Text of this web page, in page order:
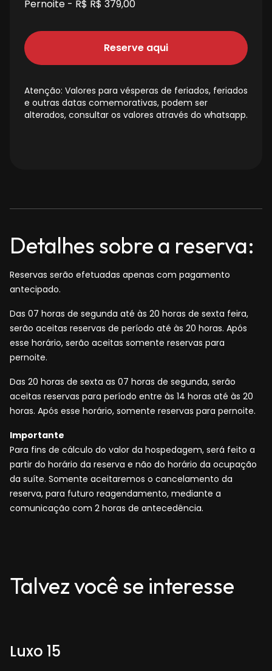
Pernoite - R$ R$ 379,00
Reserve aqui
Atenção: Valores para vésperas de feriados, feriados
e outras datas comemorativas, podem ser
alterados, consultar os valores através do whatsapp.
Detalhes sobre a reserva:
Reservas serão efetuadas apenas com pagamento
antecipado.
Das 07 horas de segunda até às 20 horas de sexta feira,
serão aceitas reservas de período até às 20 horas. Após
esse horário, serão aceitas somente reservas para
pernoite.
Das 20 horas de sexta as 07 horas de segunda, serão
aceitas reservas para período entre às 14 horas até às 20
horas. Após esse horário, somente reservas para pernoite.
Importante
Para fins de cálculo do valor da hospedagem, será feito a
partir do horário da reserva e não do horário da ocupação
da suíte. Somente aceitaremos o cancelamento da
reserva, para futuro reagendamento, mediante a
comunicação com 2 horas de antecedência.
Talvez você se interesse
Luxo 15